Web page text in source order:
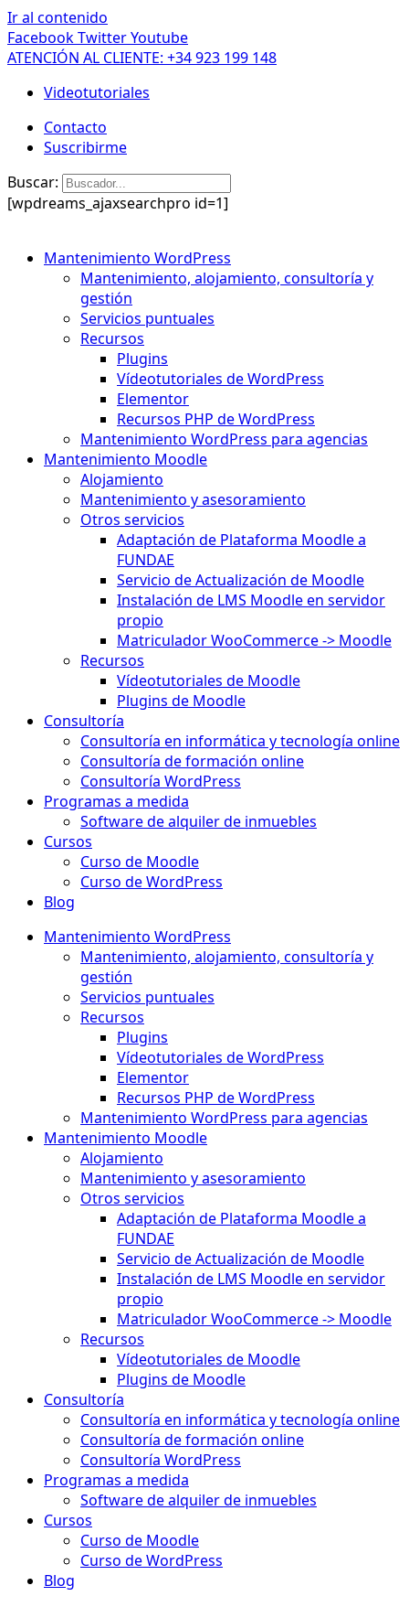
Ir al contenido
FacebookTwitterYoutube
ATENCIÓN AL CLIENTE: +34 923 199 148
Videotutoriales
Contacto
Suscribirme
Buscar:
[wpdreams_ajaxsearchpro id=1]
Mantenimiento WordPress
Mantenimiento, alojamiento, consultoría y
gestión
Servicios puntuales
Recursos
Plugins
Vídeotutoriales de WordPress
Elementor
Recursos PHP de WordPress
Mantenimiento WordPress para agencias
Mantenimiento Moodle
Alojamiento
Mantenimiento y asesoramiento
Otros servicios
Adaptación de Plataforma Moodle a
FUNDAE
Servicio de Actualización de Moodle
Instalación de LMS Moodle en servidor
propio
Matriculador WooCommerce -> Moodle
Recursos
Vídeotutoriales de Moodle
Plugins de Moodle
Consultoría
Consultoría en informática y tecnología online
Consultoría de formación online
Consultoría WordPress
Programas a medida
Software de alquiler de inmuebles
Cursos
Curso de Moodle
Curso de WordPress
Blog
Mantenimiento WordPress
Mantenimiento, alojamiento, consultoría y
gestión
Servicios puntuales
Recursos
Plugins
Vídeotutoriales de WordPress
Elementor
Recursos PHP de WordPress
Mantenimiento WordPress para agencias
Mantenimiento Moodle
Alojamiento
Mantenimiento y asesoramiento
Otros servicios
Adaptación de Plataforma Moodle a
FUNDAE
Servicio de Actualización de Moodle
Instalación de LMS Moodle en servidor
propio
Matriculador WooCommerce -> Moodle
Recursos
Vídeotutoriales de Moodle
Plugins de Moodle
Consultoría
Consultoría en informática y tecnología online
Consultoría de formación online
Consultoría WordPress
Programas a medida
Software de alquiler de inmuebles
Cursos
Curso de Moodle
Curso de WordPress
Blog